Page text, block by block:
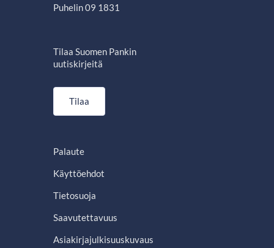
Puhelin 09 1831
Tilaa Suomen Pankin
uutiskirjeitä
Tilaa
Palaute
Käyttöehdot
Tietosuoja
Saavutettavuus
Asiakirjajulkisuuskuvaus